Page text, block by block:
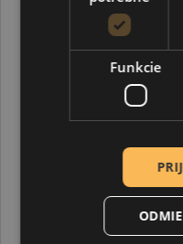
DOPREDAJ
Funkcie